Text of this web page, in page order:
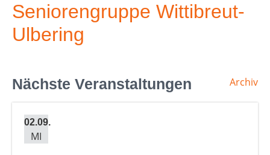
Seniorengruppe Wittibreut-
Ulbering
Nächste Veranstaltungen Archiv
02.09.
MI